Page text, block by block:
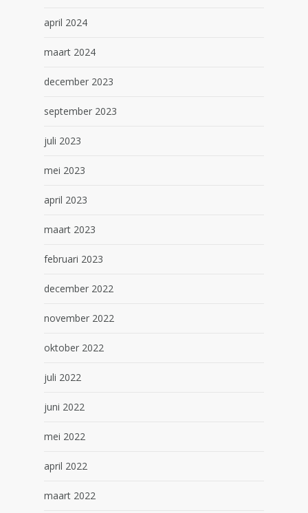
april 2024
maart 2024
december 2023
september 2023
juli 2023
mei 2023
april 2023
maart 2023
februari 2023
december 2022
november 2022
oktober 2022
juli 2022
juni 2022
mei 2022
april 2022
maart 2022